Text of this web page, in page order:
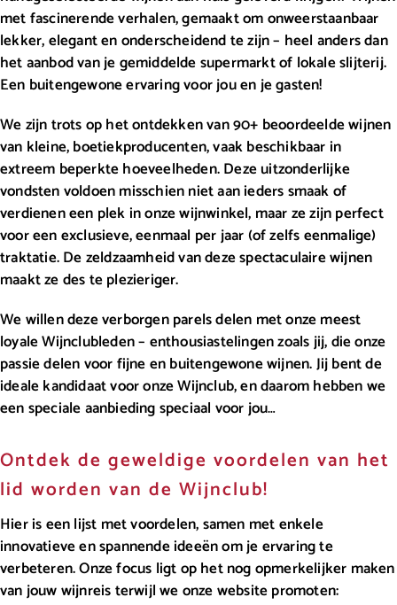
met fascinerende verhalen, gemaakt om onweerstaanbaar
lekker, elegant en onderscheidend te zijn – heel anders dan
het aanbod van je gemiddelde supermarkt of lokale slijterij.
Een buitengewone ervaring voor jou en je gasten!
We zijn trots op het ontdekken van 90+ beoordeelde wijnen
van kleine, boetiekproducenten, vaak beschikbaar in
extreem beperkte hoeveelheden. Deze uitzonderlijke
vondsten voldoen misschien niet aan ieders smaak of
verdienen een plek in onze wijnwinkel, maar ze zijn perfect
voor een exclusieve, eenmaal per jaar (of zelfs eenmalige)
traktatie. De zeldzaamheid van deze spectaculaire wijnen
maakt ze des te plezieriger.
We willen deze verborgen parels delen met onze meest
loyale Wijnclubleden – enthousiastelingen zoals jij, die onze
passie delen voor fijne en buitengewone wijnen. Jij bent de
ideale kandidaat voor onze Wijnclub, en daarom hebben we
een speciale aanbieding speciaal voor jou…
Ontdek de geweldige voordelen van het
lid worden van de Wijnclub!
Hier is een lijst met voordelen, samen met enkele
innovatieve en spannende ideeën om je ervaring te
verbeteren. Onze focus ligt op het nog opmerkelijker maken
van jouw wijnreis terwijl we onze website promoten: